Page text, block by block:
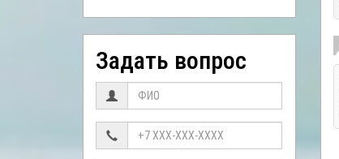
Задать вопрос